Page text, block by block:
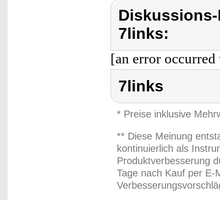
7links:
[an error
7links
* Preise inklusive
** Diese Meinung
kontinuierlich als
Produktverbesserung
Tage nach Kauf per E-